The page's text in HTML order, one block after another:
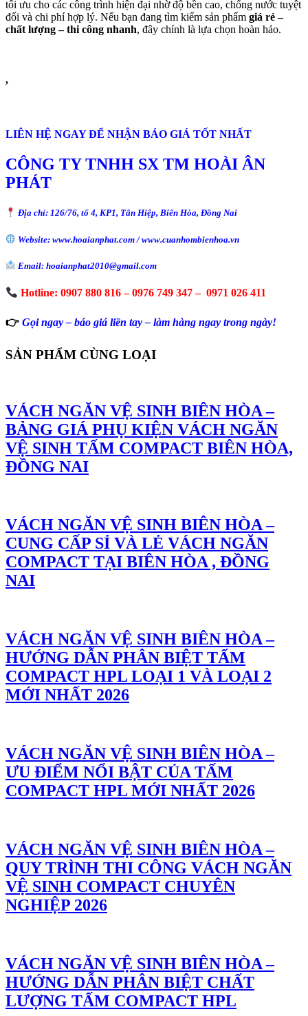
tối ưu cho các công trình hiện đại nhờ độ bền cao, chống nước tuyệt
đối và chi phí hợp lý. Nếu bạn đang tìm kiếm sản phẩm giá rẻ –
chất lượng – thi công nhanh, đây chính là lựa chọn hoàn hảo.
,
LIÊN HỆ NGAY ĐỂ NHẬN BÁO GIÁ TỐT NHẤT
CÔNG TY TNHH SX TM HOÀI ÂN
PHÁT
Địa chỉ: 126/76, tổ 4, KP1, Tân Hiệp, Biên Hòa, Đồng Nai
Website: www.hoaianphat.com / www.cuanhombienhoa.vn
Email: hoaianphat2010@gmail.com
Hotline: 0907 880 816 – 0976 749 347 – 0971 026 411
👉 Gọi ngay – báo giá liền tay – làm hàng ngay trong ngày!
SẢN PHẨM CÙNG LOẠI
VÁCH NGĂN VỆ SINH BIÊN HÒA –
BẢNG GIÁ PHỤ KIỆN VÁCH NGĂN
VỆ SINH TẤM COMPACT BIÊN HÒA,
ĐỒNG NAI
VÁCH NGĂN VỆ SINH BIÊN HÒA –
CUNG CẤP SỈ VÀ LẺ VÁCH NGĂN
COMPACT TẠI BIÊN HÒA , ĐỒNG
NAI
VÁCH NGĂN VỆ SINH BIÊN HÒA –
HƯỚNG DẪN PHÂN BIỆT TẤM
COMPACT HPL LOẠI 1 VÀ LOẠI 2
MỚI NHẤT 2026
VÁCH NGĂN VỆ SINH BIÊN HÒA –
ƯU ĐIỂM NỔI BẬT CỦA TẤM
COMPACT HPL MỚI NHẤT 2026
VÁCH NGĂN VỆ SINH BIÊN HÒA –
QUY TRÌNH THI CÔNG VÁCH NGĂN
VỆ SINH COMPACT CHUYÊN
NGHIỆP 2026
VÁCH NGĂN VỆ SINH BIÊN HÒA –
HƯỚNG DẪN PHÂN BIỆT CHẤT
LƯỢNG TẤM COMPACT HPL